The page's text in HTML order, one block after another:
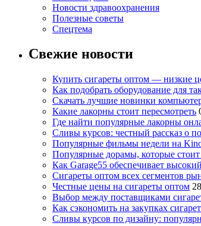
Новости здравоохранения
Полезные советы
Спецтема
Свежие новости
Купить сигареты оптом — низкие
Как подобрать оборудование для
Скачать лучшие новинки
Какие лакорны стоит пересмотреть
Где найти популярные лакорны
Сливы курсов: честный рассказ о
Популярные фильмы недели на
Популярные дорамы, которые стоит
Как Garage55 обеспечивает
Сигареты оптом всех сегментов
Честные цены на сигареты оптом
Выбор между поставщиками
Как сэкономить на закупках
Сливы курсов по дизайну: